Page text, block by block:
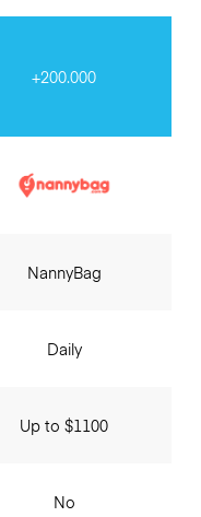
+200.000
NannyBag
Daily
Up to $1100
No